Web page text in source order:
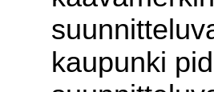
kaupunki